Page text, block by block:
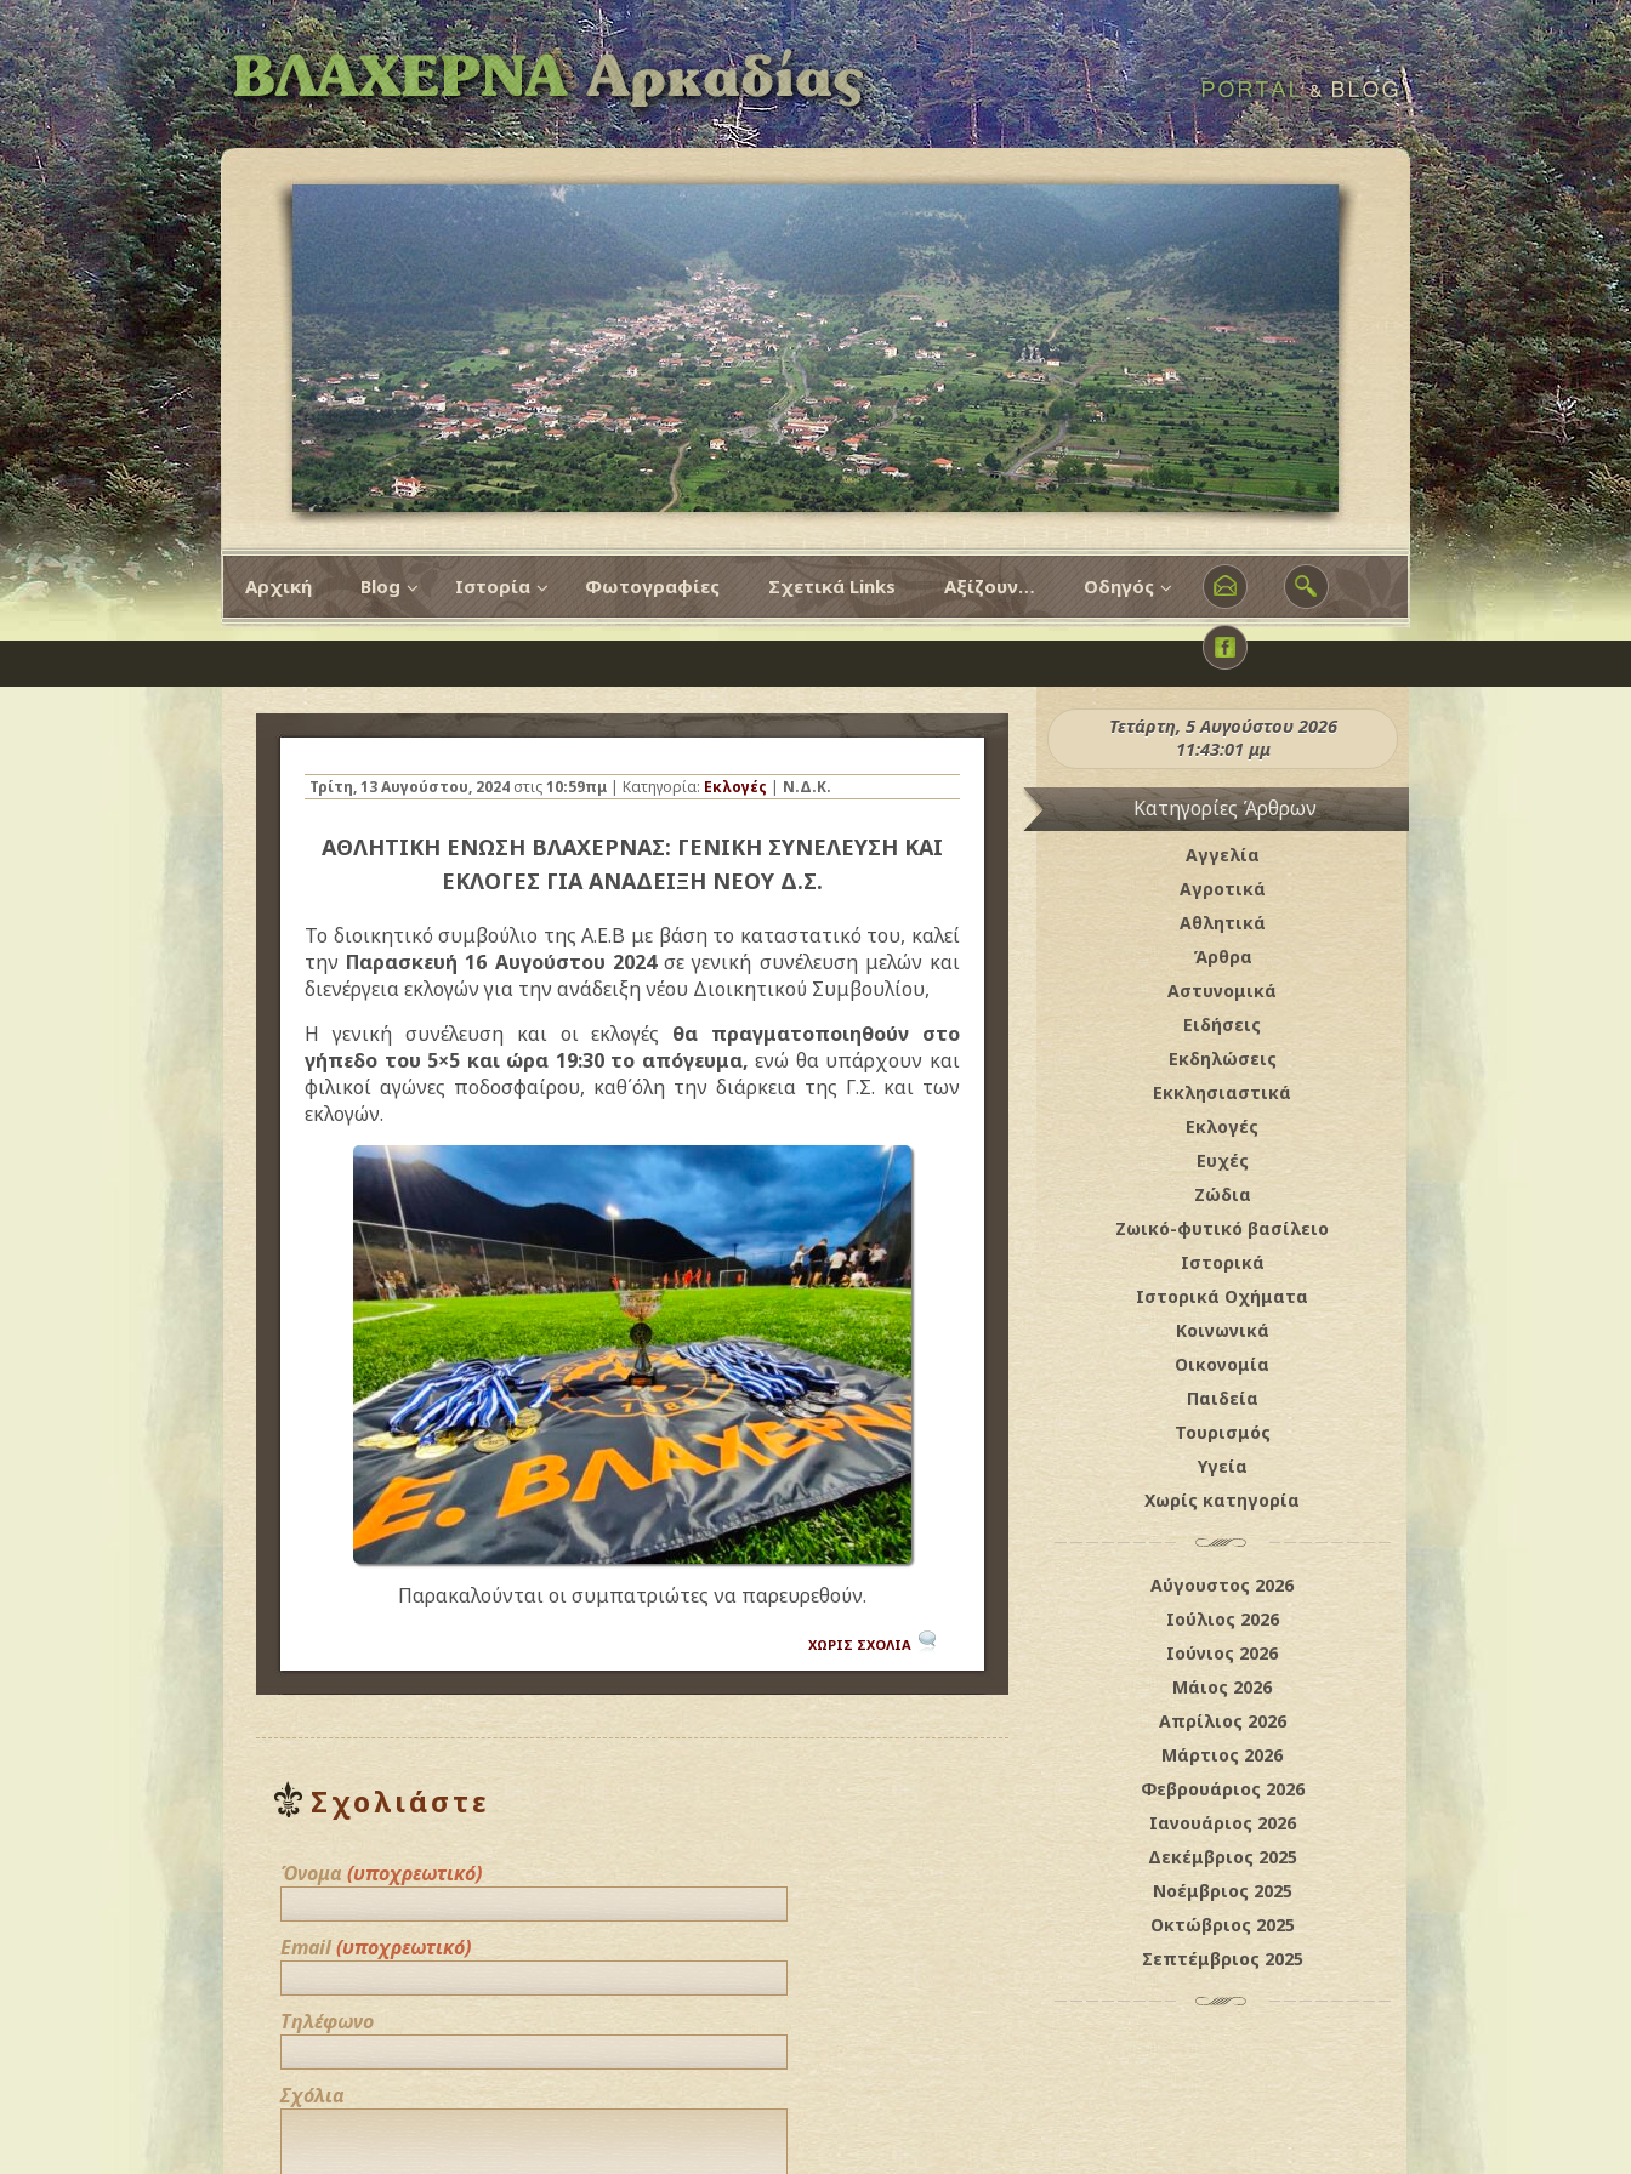
Αρχική Blog Ιστορία Φωτογραφίες Σχετικά Links Αξίζουν… Οδηγός
Τρίτη, 13 Αυγούστου, 2024 στις10:59πμ | Κατηγορία: Εκλογές | Ν.Δ.Κ.
ΑΘΛΗΤΙΚΗ ΕΝΩΣΗ ΒΛΑΧΕΡΝΑΣ: ΓΕΝΙΚΗ ΣΥΝΕΛΕΥΣΗ ΚΑΙ
ΕΚΛΟΓΕΣ ΓΙΑ ΑΝΑΔΕΙΞΗ ΝΕΟΥ Δ.Σ.
Το διοικητικό συμβούλιο της Α.Ε.Β με βάση το καταστατικό του, καλεί
την Παρασκευή 16 Αυγούστου 2024σε γενική συνέλευση μελών και
διενέργεια εκλογών για την ανάδειξη νέου Διοικητικού Συμβουλίου,
Η γενική συνέλευση και οι εκλογές θα πραγματοποιηθούν στο
γήπεδο του 5×5 και ώρα 19:30 το απόγευμα, ενώ θα υπάρχουν και
φιλικοί αγώνες ποδοσφαίρου, καθ΄όλη την διάρκεια της Γ.Σ. και των
εκλογών.
Παρακαλούνται οι συμπατριώτες να παρευρεθούν.
ΧΩΡΙΣ ΣΧΟΛΙΑ
Σχολιάστε
Όνομα (υποχρεωτικό)
Email(υποχρεωτικό)
Τηλέφωνο
Σχόλια
Τετάρτη, 5 Αυγούστου 2026
11:43:03 μμ
Κατηγορίες Άρθρων
Αγγελία
Αγροτικά
Αθλητικά
Άρθρα
Αστυνομικά
Ειδήσεις
Εκδηλώσεις
Εκκλησιαστικά
Εκλογές
Ευχές
Ζώδια
Ζωικό-φυτικό βασίλειο
Ιστορικά
Ιστορικά Οχήματα
Κοινωνικά
Οικονομία
Παιδεία
Τουρισμός
Υγεία
Χωρίς κατηγορία
Αύγουστος 2026
Ιούλιος 2026
Ιούνιος 2026
Μάιος 2026
Απρίλιος 2026
Μάρτιος 2026
Φεβρουάριος 2026
Ιανουάριος 2026
Δεκέμβριος 2025
Νοέμβριος 2025
Οκτώβριος 2025
Σεπτέμβριος 2025